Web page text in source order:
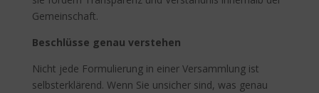
Gemeinschaft.
Beschlüsse genau verstehen
Nicht jede Formulierung in einer Versammlung ist
selbsterklärend. Wenn Sie unsicher sind, was genau